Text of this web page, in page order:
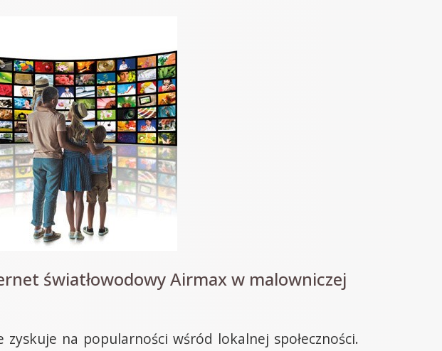
światłowodowy Airmax w malowniczej
na popularności wśród lokalnej społeczności.